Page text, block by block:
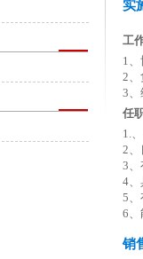
实
工
1、
2、
3、
任
1.
2、
3、
4、
5、
6、
销